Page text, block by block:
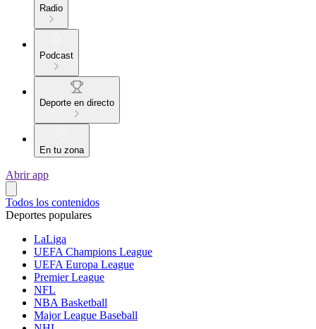
Radio
Podcast
Deporte en directo
En tu zona
Abrir app
Todos los contenidos
Deportes populares
LaLiga
UEFA Champions League
UEFA Europa League
Premier League
NFL
NBA Basketball
Major League Baseball